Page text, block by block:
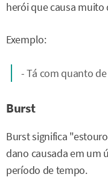
herói que causa muito
Exemplo:
- Tá com quanto
Burst
Burst significa
dano causada em um
período de tempo.